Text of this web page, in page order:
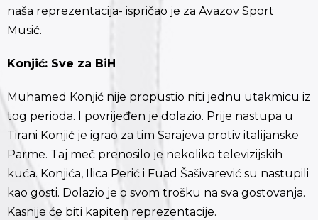
naša reprezentacija- ispričao je za Avazov Sport
Musić.
Konjić: Sve za BiH
Muhamed Konjić nije propustio niti jednu utakmicu iz
tog perioda. I povrijeđen je dolazio. Prije nastupa u
Tirani Konjić je igrao za tim Sarajeva protiv italijanske
Parme. Taj meč prenosilo je nekoliko televizijskih
kuća. Konjića, Ilica Perić i Fuad Šašivarević su nastupili
kao gosti. Dolazio je o svom trošku na sva gostovanja.
Kasnije će biti kapiten reprezentacije.